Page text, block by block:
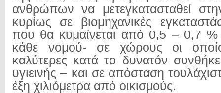
ανθρώπων να μετεγκατασταθεί
κυρίως σε βιομηχανικές
που θα κυμαίνεται από 0,5 – 0,7
κάθε νομού- σε χώρους οι
καλύτερες κατά το δυνατόν
υγιεινής – και σε απόσταση
έξη χιλιόμετρα από οικισμούς.